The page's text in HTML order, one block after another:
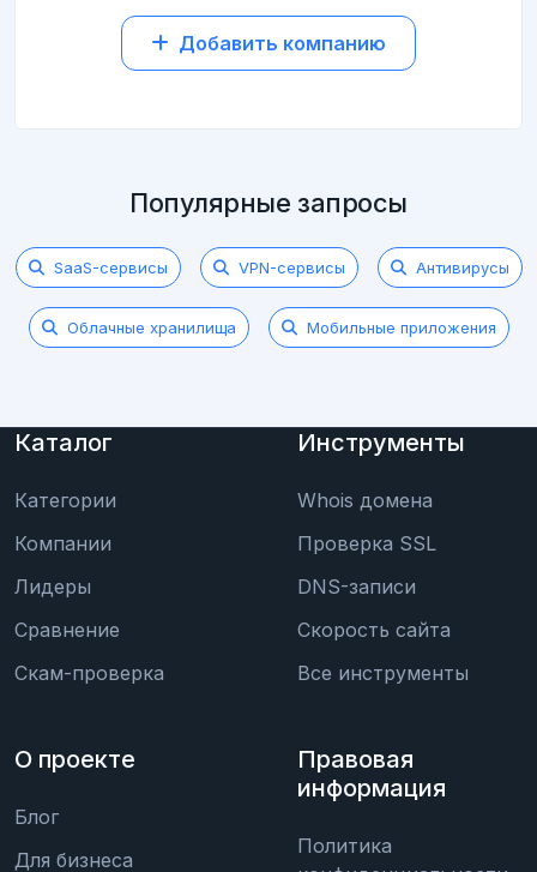
Добавить компанию
Популярные запросы
SaaS-сервисы VPN-сервисы Антивирусы
Облачные хранилища Мобильные приложения
Каталог
Категории
Компании
Лидеры
Сравнение
Скам-проверка
Инструменты
Whois домена
Проверка SSL
DNS-записи
Скорость сайта
Все инструменты
О проекте
Блог
Для бизнеса
Правовая
информация
Политика